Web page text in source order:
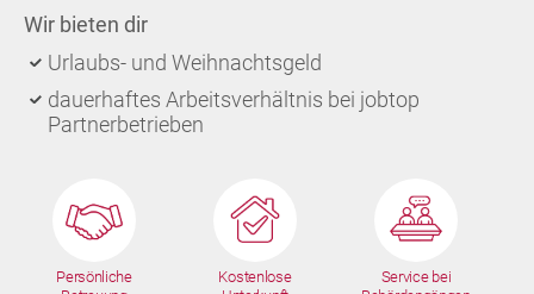
Wir bieten dir
Urlaubs- und Weihnachtsgeld
dauerhaftes Arbeitsverhältnis bei jobtop
Partnerbetrieben
Persönliche
Kostenlose
Service bei